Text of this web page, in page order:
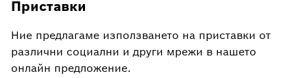
Приставки
Ние предлагаме използването на приставки от
различни социални и други мрежи в нашето
онлайн предложение.